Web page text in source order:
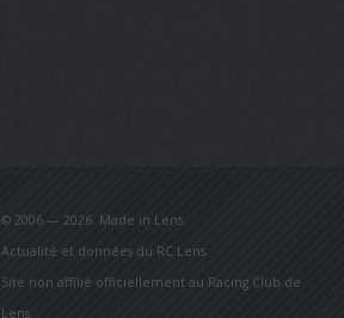
© 2006 — 2026. Made in Lens.
Actualité et données du RC Lens.
Site non affilié officiellement au Racing Club de
Lens.